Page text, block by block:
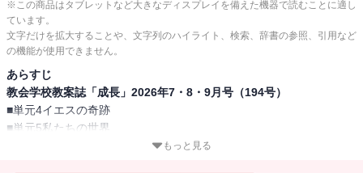
※この商品はタブレットなど大きなディスプレイを備えた機器で読むことに適し
ています。
文字だけを拡大することや、文字列のハイライト、検索、辞書の参照、引用など
の機能が使用できません。
あらすじ
教会学校教案誌「成長」2026年7・8・9月号（194号）
■単元4イエスの奇跡
■単元5私たちの世界
もっと見る